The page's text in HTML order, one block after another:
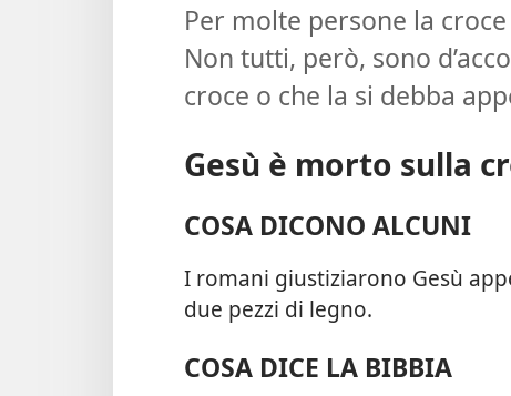
Per molte persone la
Non tutti, però, sono
croce o che la si debba
Gesù è morto sulla
COSA DICONO ALCUNI
I romani giustiziarono Gesù
due pezzi di legno.
COSA DICE LA BIBBIA